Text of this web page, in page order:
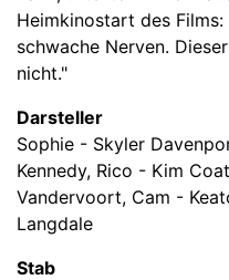
Heimkinostart des
schwache Nerven.
nicht."
Darsteller
Sophie - Skyler
Kennedy, Rico - Kim
Vandervoort, Cam -
Langdale
Stab